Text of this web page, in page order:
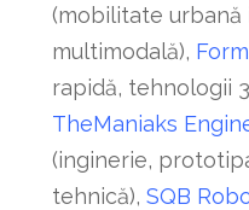
(mobilitate
multimodală),
rapidă, tehnologii
TheManiaks
(inginerie,
tehnică), SQB